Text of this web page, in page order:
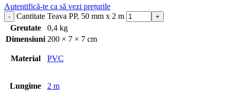
Autentifică-te ca să vezi prețurile
Cantitate Teava PP, 50 mm x 2 m
Greutate
0,4 kg
Dimensiuni 200 × 7 × 7 cm
Material PVC
Lungime 2 m